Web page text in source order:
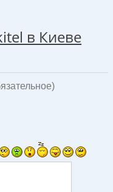
в Киеве